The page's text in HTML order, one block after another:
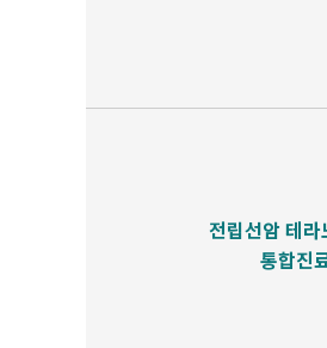
난소ㆍ자궁암센터
전립선암 테라
통합진